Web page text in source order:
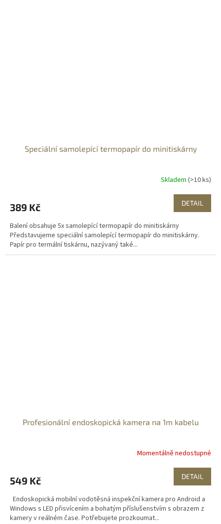
Speciální samolepící termopapír do minitiskárny
Skladem (>10 ks)
389 Kč DETAIL
Balení obsahuje 5x samolepící termopapír do minitiskárny
Představujeme speciální samolepící termopapír do minitiskárny.
Papír pro termální tiskárnu, nazývaný také...
Profesionální endoskopická kamera na 1m kabelu
Momentálně nedostupné
549 Kč DETAIL
Endoskopická mobilní vodotěsná inspekční kamera pro Android a
Windows s LED přisvícením a bohatým příslušenstvím s obrazem z
kamery v reálném čase. Potřebujete prozkoumat...